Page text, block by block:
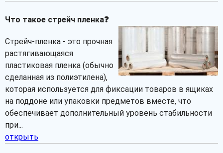
Что такое стрейч пленка❓
Стрейч-пленка - это прочная
растягивающаяся
пластиковая пленка (обычно
сделанная из полиэтилена),
которая используется для фиксации товаров в ящиках
на поддоне или упаковки предметов вместе, что
обеспечивает дополнительный уровень стабильности
при...
открыть